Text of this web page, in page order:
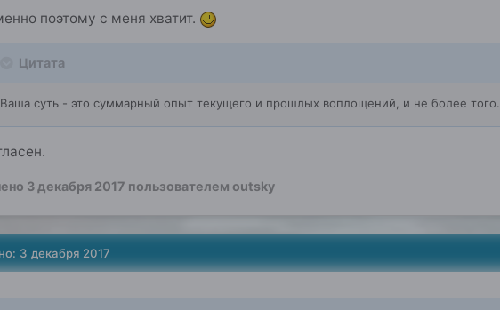
поэтому с меня хватит.
Цитата
Ваша суть - это суммарный опыт текущего и прошлых воплощений, и не более того.
3 декабря 2017 пользователем outsky
3 декабря 2017